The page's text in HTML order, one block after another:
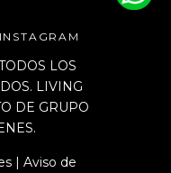
INSTAGRAM
LOS
LIVING
DE GRUPO
| Aviso de